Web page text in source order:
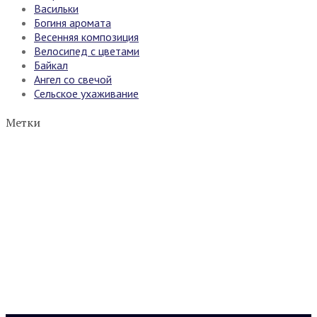
Васильки
Богиня аромата
Весенняя композиция
Велосипед с цветами
Байкал
Ангел со свечой
Сельское ухаживание
Метки